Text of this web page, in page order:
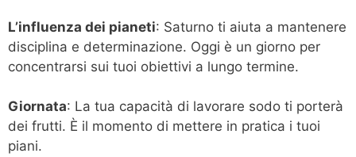
L’influenza dei pianeti: Saturno ti aiuta a mantenere
disciplina e determinazione. Oggi è un giorno per
concentrarsi sui tuoi obiettivi a lungo termine.
Giornata: La tua capacità di lavorare sodo ti porterà
dei frutti. È il momento di mettere in pratica i tuoi
piani.